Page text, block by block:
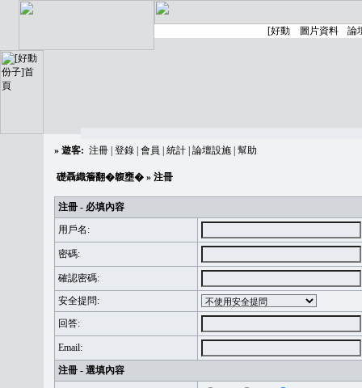
» 遊客: 注冊 登錄 會員 統計 論壇設施 幫助
礎聶織簷翻�䪖壅� » 注冊
注冊 - 必填內容
用戶名:
密碼:
確認密碼:
安全提問:
回答:
Email:
注冊 - 選填內容